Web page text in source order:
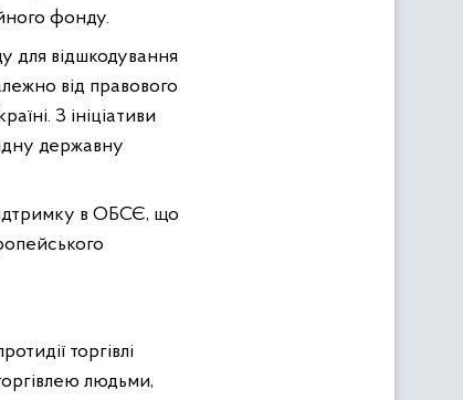
фонду.
для відшкодування
від правового
З ініціативи
державну
в ОБСЄ, що
торгівлі
людьми,